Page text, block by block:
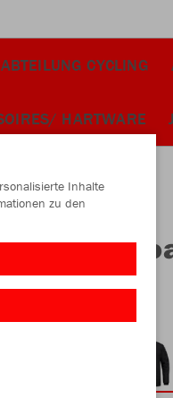
ABTEILUNG CYCLING
HARTWARE
JAKO
schwarz
Inhalte
zu den